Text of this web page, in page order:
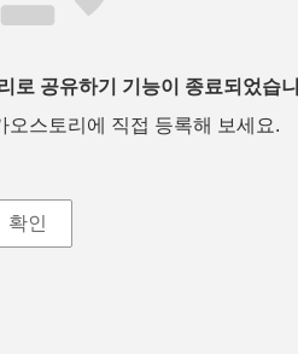
로 공유하기 기능이 종료되었습
오스토리에 직접 등록해 보세요.
확인